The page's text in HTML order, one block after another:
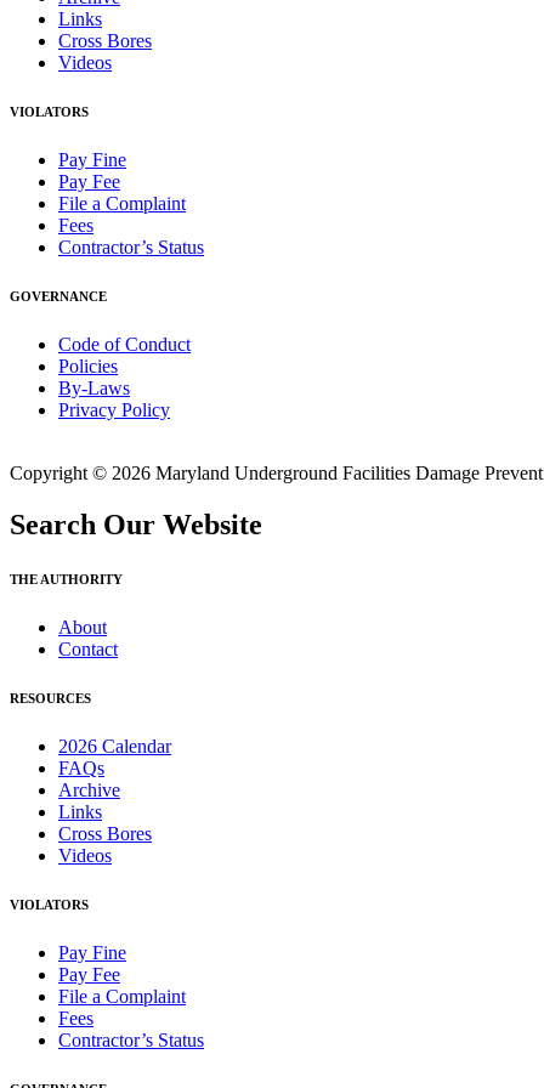
Links
Cross Bores
Videos
VIOLATORS
Pay Fine
Pay Fee
File a Complaint
Fees
Contractor’s Status
GOVERNANCE
Code of Conduct
Policies
By-Laws
Privacy Policy
Copyright © 2026 Maryland Underground Facilities Damage
Search Our Website
THE AUTHORITY
About
Contact
RESOURCES
2026 Calendar
FAQs
Archive
Links
Cross Bores
Videos
VIOLATORS
Pay Fine
Pay Fee
File a Complaint
Fees
Contractor’s Status